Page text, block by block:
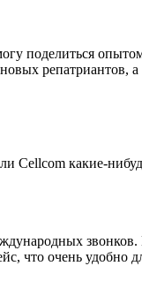
поделиться
репатриантов,
Cellcom какие-
что очень удобно